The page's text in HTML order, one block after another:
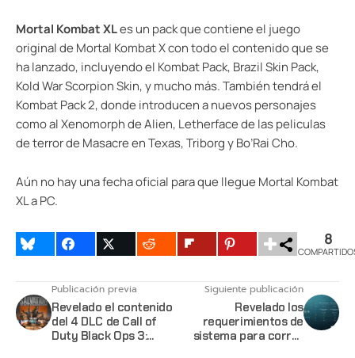
Mortal Kombat XLes un pack que contiene el juego
original de Mortal Kombat X con todo el contenido que se
ha lanzado, incluyendo el Kombat Pack, Brazil Skin Pack,
Kold War Scorpion Skin, y mucho más. También tendrá el
Kombat Pack 2, donde introducen a nuevos personajes
como al Xenomorph de Alien, Letherface de las peliculas
de terror de Masacre en Texas, Triborg y Bo’Rai Cho.
Aún no hay una fecha oficial para que llegue Mortal Kombat
XL a PC.
8
Publicación previa
Revelado el contenido
del 4 DLC de Call of
Duty Black Ops 3:
Siguiente publicación
Revelado los
requerimientos de
sistema para correr